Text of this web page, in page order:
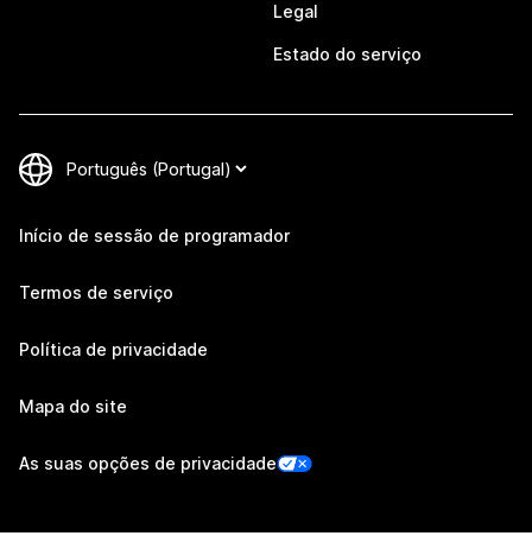
Legal
Estado do serviço
Início de sessão de programador
Termos de serviço
Política de privacidade
Mapa do site
As suas opções de privacidade